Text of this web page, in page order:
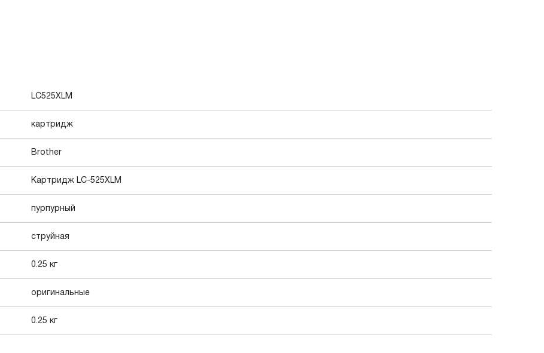
LC525XLM
картридж
Brother
Картридж LC-525XLM
пурпурный
струйная
0.25 кг
оригинальные
0.25 кг